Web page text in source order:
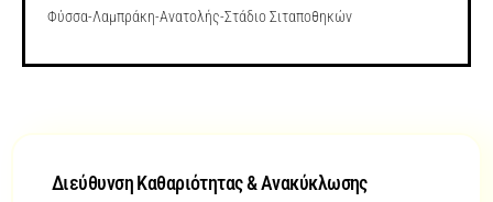
Φύσσα-Λαμπράκη-Ανατολής-Στάδιο Σιταποθηκών
Διεύθυνση Καθαριότητας & Ανακύκλωσης